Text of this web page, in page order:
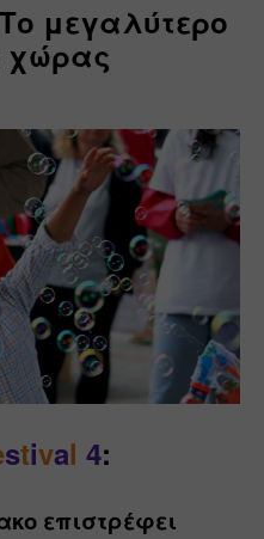
μεγαλύτερο
χώρας
stival 4:
επιστρέφει